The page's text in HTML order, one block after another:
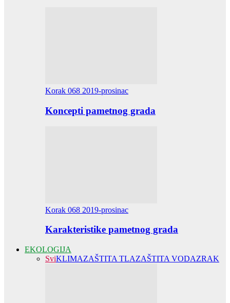
Korak 068 2019-prosinac
Koncepti pametnog grada
Korak 068 2019-prosinac
Karakteristike pametnog grada
EKOLOGIJA
SviKLIMAZAŠTITA TLAZAŠTITA VODAZRAK